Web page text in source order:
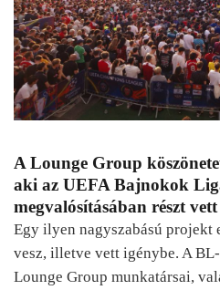
A Lounge Group
aki az UEFA Bajnokok
megvalósításában részt vett
Egy ilyen nagyszabású projekt
vesz, illetve vett igénybe. A
Lounge Group munkatársai,